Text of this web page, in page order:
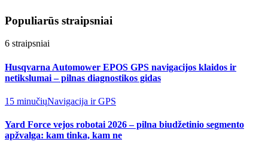
Populiarūs straipsniai
6 straipsniai
Husqvarna Automower EPOS GPS navigacijos klaidos ir
netikslumai – pilnas diagnostikos gidas
15 minučiųNavigacija ir GPS
Yard Force vejos robotai 2026 – pilna biudžetinio segmento
apžvalga: kam tinka, kam ne